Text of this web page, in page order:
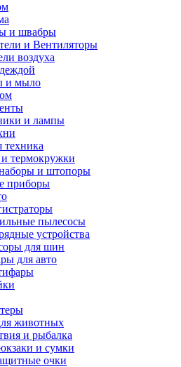
и швабры
и Вентиляторы
воздуха
и мыло
и лампы
техника
термокружки
и штопоры
приборы
пылесосы
устройства
для шин
для авто
животных
и рыбалка
и сумки
очки